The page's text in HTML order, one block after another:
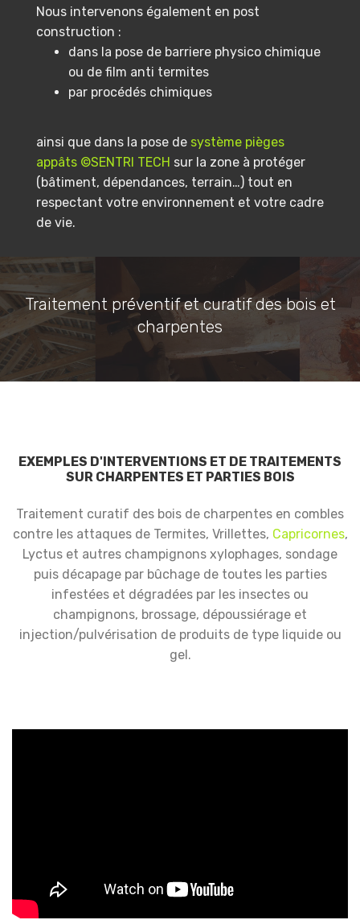
Nous intervenons également en post
construction :
dans la pose de barriere physico chimique
ou de film anti termites
par procédés chimiques
ainsi que dans la pose de système pièges
appâts ©SENTRI TECH sur la zone à protéger
(bâtiment, dépendances, terrain…) tout en
respectant votre environnement et votre cadre
de vie.
Traitement préventif et curatif des bois et
charpentes
EXEMPLES D'INTERVENTIONS ET DE TRAITEMENTS
SUR CHARPENTES ET PARTIES BOIS
Traitement curatif des bois de charpentes en combles
contre les attaques de Termites, Vrillettes, Capricornes,
Lyctus et autres champignons xylophages, sondage
puis décapage par bûchage de toutes les parties
infestées et dégradées par les insectes ou
champignons, brossage, dépoussiérage et
injection/pulvérisation de produits de type liquide ou
gel.